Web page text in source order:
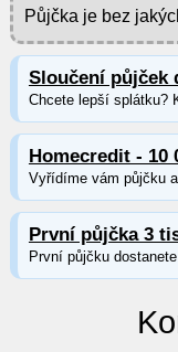
Půjčka je bez
Sloučení půjček
Chcete lepší splátku?
Homecredit - 10
Vyřídíme vám půjčku
První půjčka 3
První půjčku